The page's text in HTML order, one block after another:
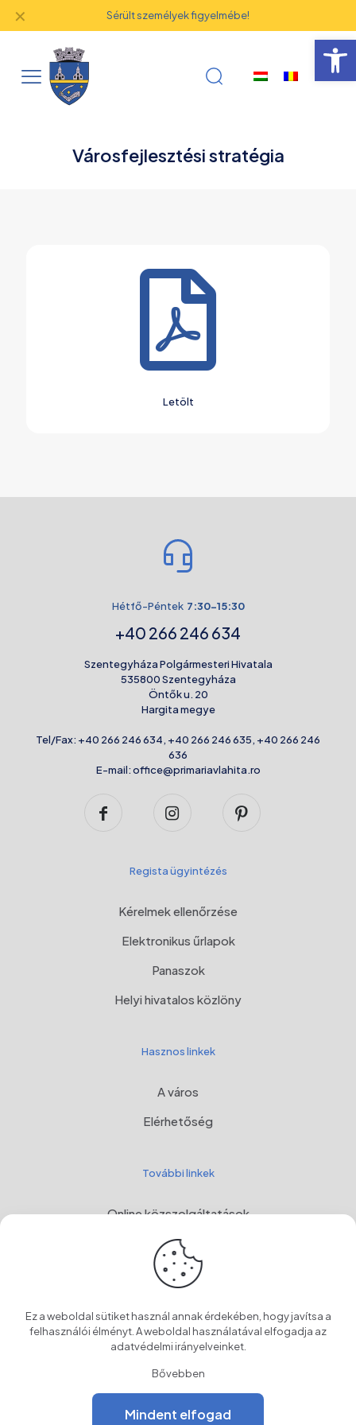
Sérült személyek figyelmébe!
✕
Városfejlesztési stratégia
Letölt
Hétfő-Péntek 7:30-15:30
+40 266 246 634
Szentegyháza Polgármesteri Hivatala
535800 Szentegyháza
Öntők u. 20
Hargita megye
Tel/Fax: +40 266 246 634, +40 266 246 635, +40 266 246
636
E-mail:office@primariavlahita.ro
Regista ügyintézés
Kérelmek ellenőrzése
Elektronikus űrlapok
Panaszok
Helyi hivatalos közlöny
Hasznos linkek
A város
Elérhetőség
További linkek
Online közszolgáltatások
Webmail
Programul Național de Dezvoltare Rurală, MADR
OwnCloud
© 2024 Szentegyháza Város Önkormányzata
Ez a weboldal sütiket használ annak érdekében, hogy javítsa a
felhasználói élményt. A weboldal használatával elfogadja az
adatvédelmi irányelveinket.
Bővebben
Mindent elfogad